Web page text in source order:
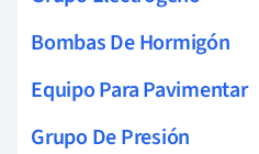
Bombas De Hormigón
Equipo Para Pavimentar
Grupo De Presión